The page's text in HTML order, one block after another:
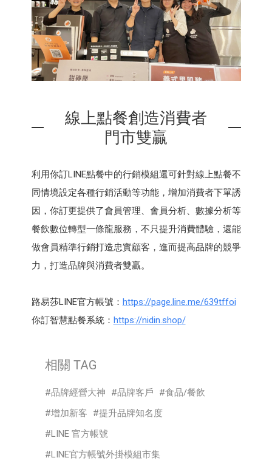
線上點餐創造消費者
門市雙贏
利用你訂LINE點餐中的行銷模組還可針對線上點餐不
同情境設定各種行銷活動等功能，增加消費者下單誘
因，你訂更提供了會員管理、會員分析、數據分析等
餐飲數位轉型一條龍服務，不只提升消費體驗，還能
做會員精準行銷打造忠實顧客，進而提高品牌的競爭
力，打造品牌與消費者雙贏。
路易莎LINE官方帳號： https://page.line.me/639tffoi
你訂智慧點餐系統： https://nidin.shop/
相關 TAG
品牌經營大神 品牌客戶
食品/餐飲
增加新客
提升品牌知名度
LINE 官方帳號
LINE官方帳號外掛模組市集